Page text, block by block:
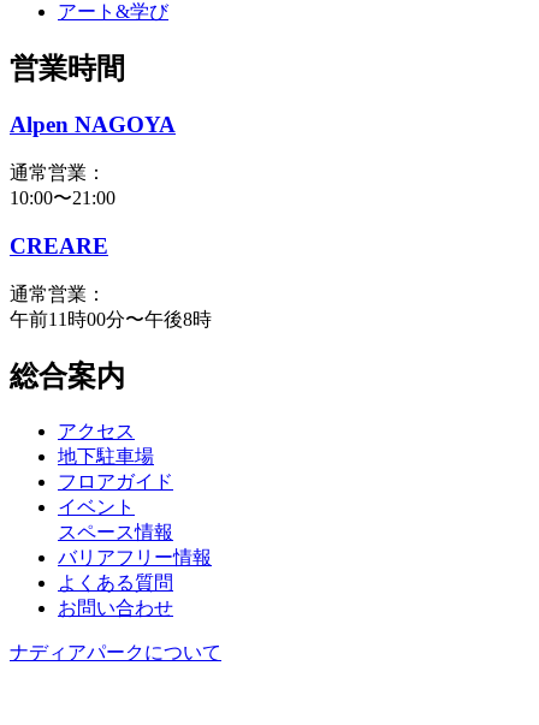
アート&学び
営業時間
Alpen NAGOYA
通常営業：
10:00〜21:00
CREARE
通常営業：
午前11時00分〜午後8時
総合案内
アクセス
地下駐車場
フロアガイド
イベント
スペース情報
バリアフリー情報
よくある質問
お問い合わせ
ナディアパークについて